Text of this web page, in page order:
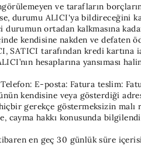
ve tarafların
durumu ALICI'ya bildireceğini
ortadan kalkmasına
kendisine nakden ve
tarafından kredi kartına
hesaplarına yansıması
Telefon: E-posta: Fatura teslim:
kendisine veya gösterdiği
gerekçe göstermeksizin malı
cayma hakkı konusunda
en geç 30 günlük süre